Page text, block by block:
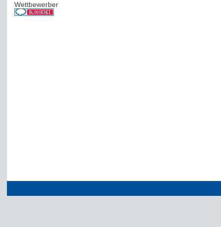
Wettbewerber(61)